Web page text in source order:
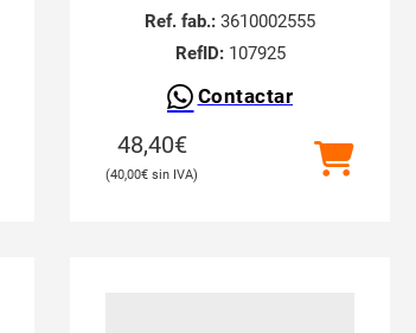
Ref. fab.: 3610002555
RefID:107925
Contactar
48,40€
40,00€